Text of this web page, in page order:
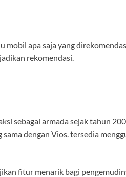
mobil apa saja yang
rekomendasi.
sebagai armada sejak tahun
dengan Vios. tersedia
fitur menarik bagi